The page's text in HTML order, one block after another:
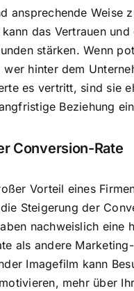
ansprechende Weise
das Vertrauen und
stärken. Wenn
wer hinter dem
es vertritt, sind sie
Beziehung
Conversion-Rate
Vorteil eines
Steigerung der
nachweislich eine
als andere
Imagefilm kann
mehr über Ihr